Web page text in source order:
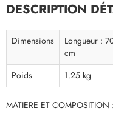
DESCRIPTION
Dimensions
Longueur :
cm
Poids
1.25 kg
MATIERE ET